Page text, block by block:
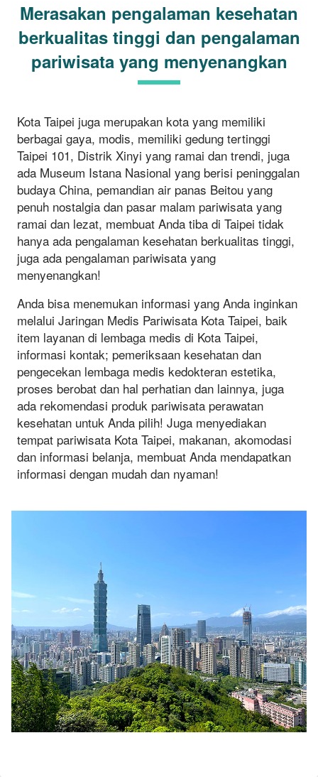
Merasakan pengalaman kesehatan
berkualitas tinggi dan pengalaman
pariwisata yang menyenangkan
Kota Taipei juga merupakan kota yang memiliki
berbagai gaya, modis, memiliki gedung tertinggi
Taipei 101, Distrik Xinyi yang ramai dan trendi, juga
ada Museum Istana Nasional yang berisi peninggalan
budaya China, pemandian air panas Beitou yang
penuh nostalgia dan pasar malam pariwisata yang
ramai dan lezat, membuat Anda tiba di Taipei tidak
hanya ada pengalaman kesehatan berkualitas tinggi,
juga ada pengalaman pariwisata yang
menyenangkan!
Anda bisa menemukan informasi yang Anda inginkan
melalui Jaringan Medis Pariwisata Kota Taipei, baik
item layanan di lembaga medis di Kota Taipei,
informasi kontak; pemeriksaan kesehatan dan
pengecekan lembaga medis kedokteran estetika,
proses berobat dan hal perhatian dan lainnya, juga
ada rekomendasi produk pariwisata perawatan
kesehatan untuk Anda pilih! Juga menyediakan
tempat pariwisata Kota Taipei, makanan, akomodasi
dan informasi belanja, membuat Anda mendapatkan
informasi dengan mudah dan nyaman!